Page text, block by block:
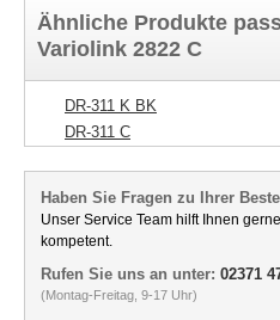
Ähnliche Produkte
Variolink 2822 C
DR-311 K BK
DR-311 C
Haben Sie Fragen zu Ihrer
Unser Service Team hilft Ihnen
kompetent.
Rufen Sie uns an unter: 02371
(Montag-Freitag, 9-17 Uhr)